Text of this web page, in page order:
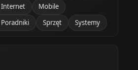
Internet
Mobile
Poradniki Sprzęt Systemy